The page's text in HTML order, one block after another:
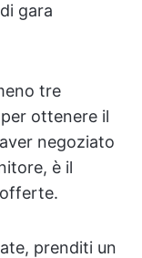
gara
tre
ottenere il
negoziato
è il
prenditi un